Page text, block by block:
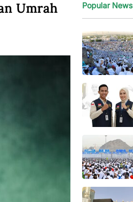
Umrah Popular News